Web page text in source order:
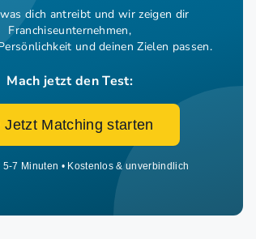
dich antreibt und wir zeigen dir
Franchiseunternehmen,
und deinen Zielen passen.
Mach jetzt den Test:
Jetzt Matching starten
5-7 Minuten • Kostenlos & unverbindlich